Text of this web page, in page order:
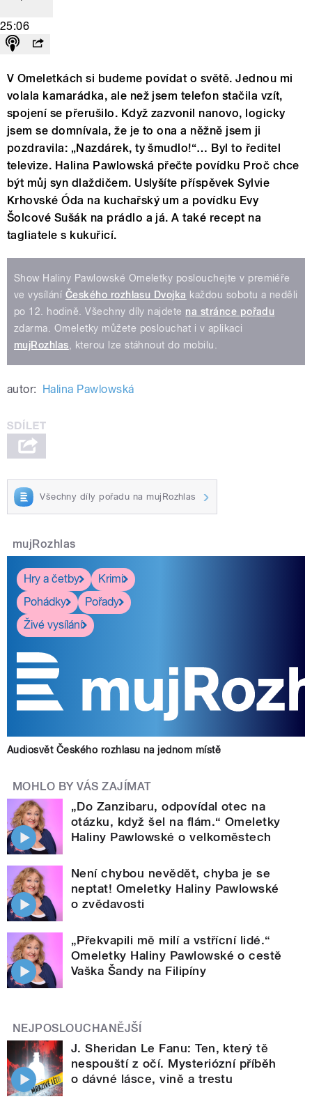
25:06
V Omeletkách si budeme povídat o světě. Jednou mi
volala kamarádka, ale než jsem telefon stačila vzít,
spojení se přerušilo. Když zazvonil nanovo, logicky
jsem se domnívala, že je to ona a něžně jsem ji
pozdravila: „Nazdárek, ty šmudlo!“… Byl to ředitel
televize. Halina Pawlowská přečte povídku Proč chce
být můj syn dlaždičem. Uslyšíte příspěvek Sylvie
Krhovské Óda na kuchařský um a povídku Evy
Šolcové Sušák na prádlo a já. A také recept na
tagliatele s kukuřicí.
Show Haliny Pawlowské Omeletky poslouchejte v premiéře
ve vysílání Českého rozhlasu Dvojka každou sobotu a neděli
po 12. hodině. Všechny díly najdete na stránce pořadu
zdarma. Omeletky můžete poslouchat i v aplikaci
mujRozhlas, kterou lze stáhnout do mobilu.
autor: Halina Pawlowská
Všechny díly pořadu na mujRozhlas
mujRozhlas
Hry a četby
Krimi
Pohádky
Pořady
Živé vysílání
Audiosvět Českého rozhlasu na jednom místě
MOHLO BY VÁS ZAJÍMAT
„Do Zanzibaru, odpovídal otec na
otázku, když šel na flám.“ Omeletky
Haliny Pawlowské o velkoměstech
Není chybou nevědět, chyba je se
neptat! Omeletky Haliny Pawlowské
o zvědavosti
„Překvapili mě milí a vstřícní lidé.“
Omeletky Haliny Pawlowské o cestě
Vaška Šandy na Filipíny
NEJPOSLOUCHANĚJŠÍ
J. Sheridan Le Fanu: Ten, který tě
nespouští z očí. Mysteriózní příběh
o dávné lásce, vině a trestu